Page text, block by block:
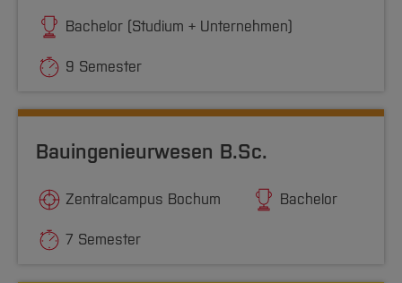
Bachelor (Studium + Unternehmen)
9 Semester
Bauingenieurwesen B.Sc.
Zentralcampus Bochum Bachelor
7 Semester